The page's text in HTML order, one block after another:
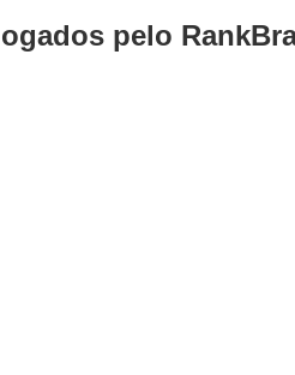
pelo